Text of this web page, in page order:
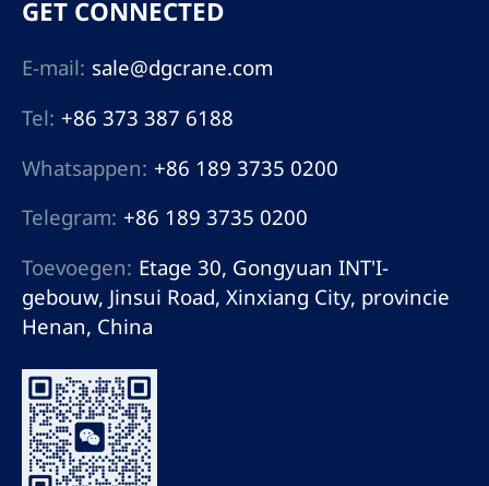
GET CONNECTED
E-mail: sale@dgcrane.com
Tel: +86 373 387 6188
Whatsappen: +86 189 3735 0200
Telegram: +86 189 3735 0200
Toevoegen: Etage 30, Gongyuan INT'I-
gebouw, Jinsui Road, Xinxiang City, provincie
Henan, China